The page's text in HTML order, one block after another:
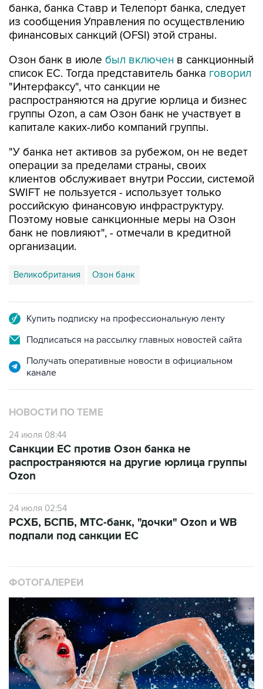
финансовых санкций (OFSI) этой страны.
Озон банк в июлебыл включенв санкционный
"Интерфаксу", что санкции не
распространяются на другие юрлица и бизнес
группы Ozon, а сам Озон банк не участвует в
капитале каких-либо компаний группы.
"У банка нет активов за рубежом, он не ведет
клиентов обслуживает внутри России, системой
SWIFT не пользуется - использует только
российскую финансовую инфраструктуру.
Поэтому новые санкционные меры на Озон
банк не повлияют", - отмечали в кредитной
организации.
Великобритания
Подписаться на рассылку главных новостей сайта
Получать оперативные новости в официальном
НОВОСТИ ПО ТЕМЕ
24 июля 08:44
распространяются на другие юрлица группы
Ozon
подпали под санкции ЕС